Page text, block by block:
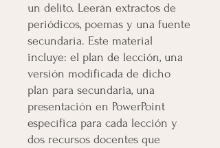
un delito. Leerán extractos de
periódicos, poemas y una fuente
secundaria. Este material
incluye: el plan de lección, una
versión modificada de dicho
plan para secundaria, una
presentación en PowerPoint
específica para cada lección y
dos recursos docentes que